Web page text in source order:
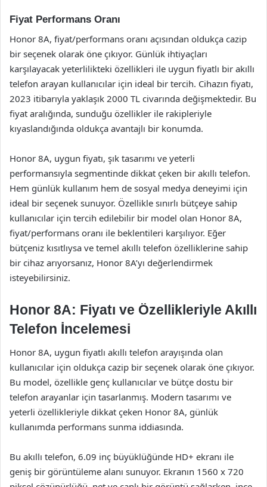
Fiyat Performans Oranı
Honor 8A, fiyat/performans oranı açısından oldukça cazip
bir seçenek olarak öne çıkıyor. Günlük ihtiyaçları
karşılayacak yeterlilikteki özellikleri ile uygun fiyatlı bir akıllı
telefon arayan kullanıcılar için ideal bir tercih. Cihazın fiyatı,
2023 itibarıyla yaklaşık 2000 TL civarında değişmektedir. Bu
fiyat aralığında, sunduğu özellikler ile rakipleriyle
kıyaslandığında oldukça avantajlı bir konumda.
Honor 8A, uygun fiyatı, şık tasarımı ve yeterli
performansıyla segmentinde dikkat çeken bir akıllı telefon.
Hem günlük kullanım hem de sosyal medya deneyimi için
ideal bir seçenek sunuyor. Özellikle sınırlı bütçeye sahip
kullanıcılar için tercih edilebilir bir model olan Honor 8A,
fiyat/performans oranı ile beklentileri karşılıyor. Eğer
bütçeniz kısıtlıysa ve temel akıllı telefon özelliklerine sahip
bir cihaz arıyorsanız, Honor 8A’yı değerlendirmek
isteyebilirsiniz.
Honor 8A: Fiyatı ve Özellikleriyle Akıllı
Telefon İncelemesi
Honor 8A, uygun fiyatlı akıllı telefon arayışında olan
kullanıcılar için oldukça cazip bir seçenek olarak öne çıkıyor.
Bu model, özellikle genç kullanıcılar ve bütçe dostu bir
telefon arayanlar için tasarlanmış. Modern tasarımı ve
yeterli özellikleriyle dikkat çeken Honor 8A, günlük
kullanımda performans sunma iddiasında.
Bu akıllı telefon, 6.09 inç büyüklüğünde HD+ ekranı ile
geniş bir görüntüleme alanı sunuyor. Ekranın 1560 x 720